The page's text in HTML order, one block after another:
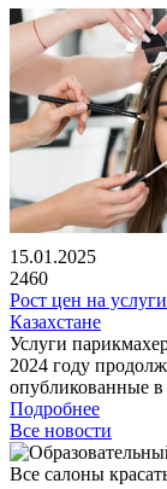
15.01.2025
2460
Рост цен на
Казахстане
Услуги
2024 году
опубликованные
Подробнее
Все новости
Все салоны